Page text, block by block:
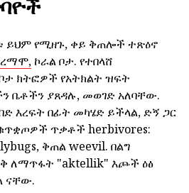
ይህም የሚዘጉ, ቀይ ቅጠሎች ተጽዕኖ
ኮራል ቦታ. የተበላሸ
ክትፎዎች የአትክልት ዝፍት
ቤቶችን ያጸዳሉ, መወገድ አለባቸው.
እረፍት በፊት መካሄድ ይችላል, ድኝ ጋር
ጥቃቶች herbivores:
ቅጠል weevil. በልግ
ለማጥፋት "aktellik" እጮች ዕፅ
ናቸው.